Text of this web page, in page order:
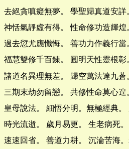
去絕貪嗔癡無夢。 學聖歸真道安詳
神恬氣靜虛有得。 性命修功造輝煌
過去愆尤應懺悔。 善功力作義行當
福慧雙修千百鍊。 圓明天性靈根彰
諸道名異理無差。 歸空萬法達九蒼
三期末劫勿留戀。 共修性命莫心遑
皇母說法。 細悟分明。無極經典。
時光流逝。 歲月易更。 生老病死。
速速回省。 善道力耕。 沉淪苦海。